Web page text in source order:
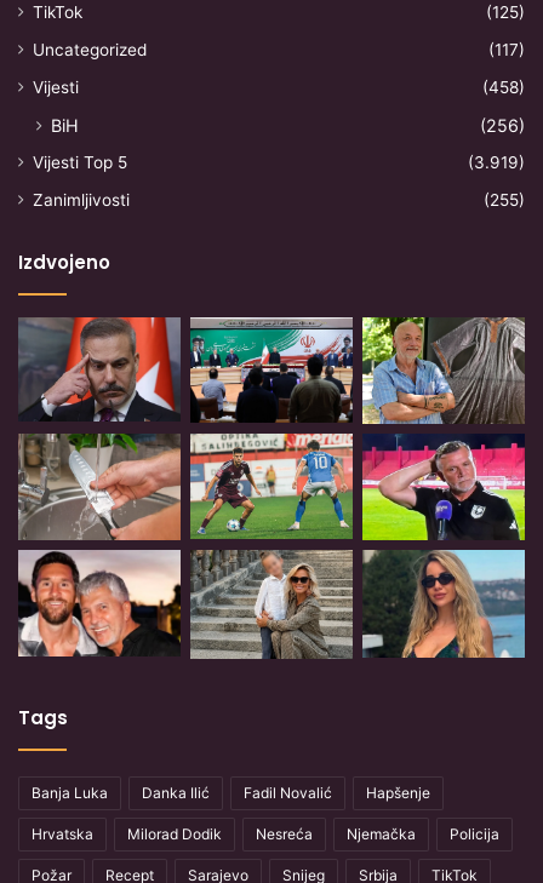
TikTok
(125)
Uncategorized
(117)
Vijesti
(458)
BiH (256)
Vijesti Top 5
(3.919)
Zanimljivosti
(255)
Izdvojeno
Tags
Banja Luka Danka Ilić Fadil Novalić Hapšenje
Hrvatska Milorad Dodik Nesreća Njemačka Policija
Požar Recept Sarajevo Snijeg Srbija TikTok